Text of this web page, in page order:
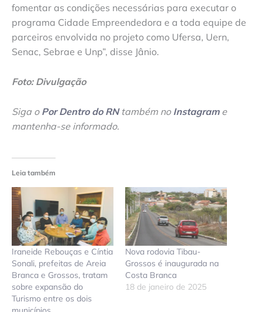
fomentar as condições necessárias para executar o
programa Cidade Empreendedora e a toda equipe de
parceiros envolvida no projeto como Ufersa, Uern,
Senac, Sebrae e Unp”, disse Jânio.
Foto: Divulgação
Siga o Por Dentro do RN também no Instagrame
mantenha-se informado.
Leia também
Iraneide Rebouças e Cíntia
Sonali, prefeitas de Areia
Branca e Grossos, tratam
sobre expansão do
Turismo entre os dois
Nova rodovia Tibau-
Grossos é inaugurada na
Costa Branca
18 de janeiro de 2025